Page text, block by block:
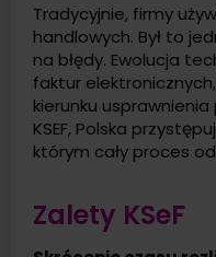
Tradycyjnie, firmy
handlowych. Był to
na błędy. Ewolucja
faktur
kierunku
KSEF, Polska
którym cały proces
Zalety KSeF